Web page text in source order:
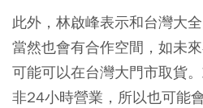
此外，林啟峰表示和台灣大
當然也會有合作空間，如未
可能可以在台灣大門市取貨
非24小時營業，所以也可能